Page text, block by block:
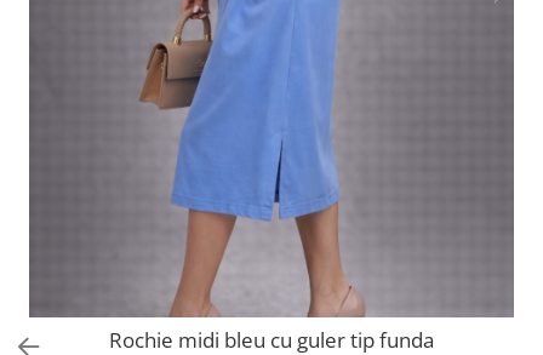
Tricouri si topuri
Rochii de eveniment
Rochie midi bleu cu guler tip funda